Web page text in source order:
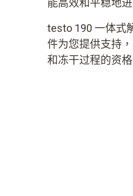
能高效和平稳地
testo 190 一体式
件为您提供支持
和冻干过程的资